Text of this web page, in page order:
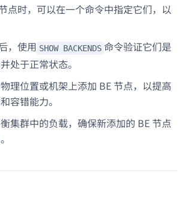
点时，可以在一个命令中指定它们，以
，使用 SHOW BACKENDS 命令验证它们是
处于正常状态。
理位置或机架上添加 BE 节点，以提高
容错能力。
集群中的负载，确保新添加的 BE 节点